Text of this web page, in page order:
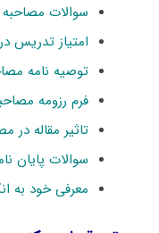
سوالات
امتیاز تدریس
توصیه نامه
فرم رزومه
تاثیر مقاله در
سوالات پایان
معرفی خود به